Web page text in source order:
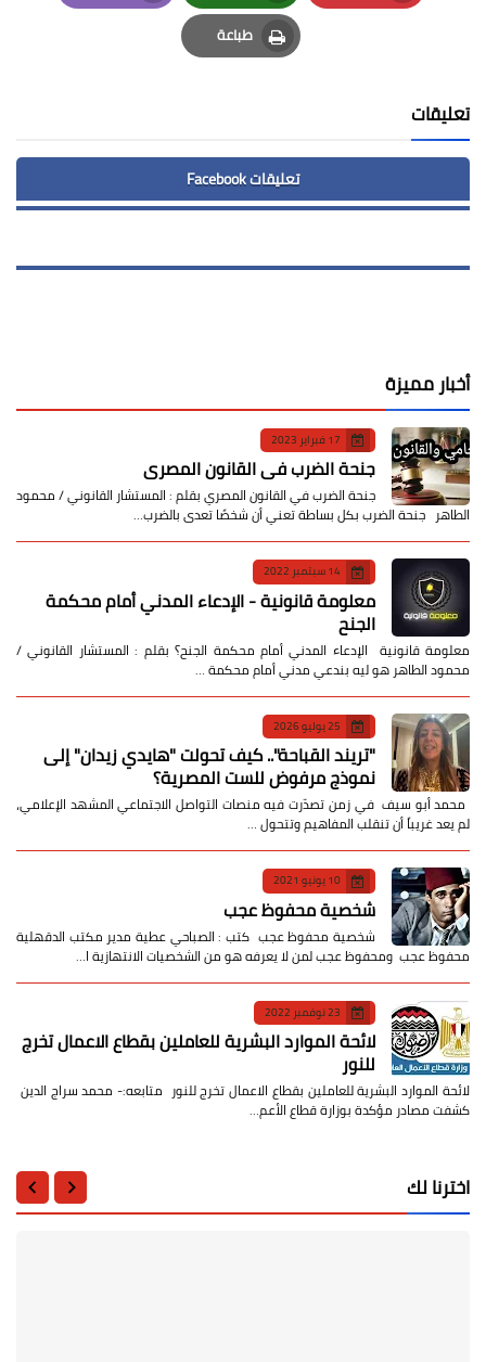
Pinterest
Whatsapp
Email
طباعة
Print
تعليقات
تعليقات Facebook
أخبار مميزة
17 فبراير 2023
جنحة الضرب في القانون المصري
جنحة الضرب في القانون المصري بقلم : المستشار القانوني / محمود
الطاهر جنحة الضرب بكل بساطة تعني أن شخصًا تعدى بالضرب…
14 سبتمبر 2022
معلومة قانونية - الإدعاء المدني أمام محكمة
الجنح
معلومة قانونية الإدعاء المدني أمام محكمة الجنح؟ بقلم : المستشار القانوني /
محمود الطاهر هو ليه بندعي مدني أمام محكمة …
25 يوليو 2026
​"تريند القباحة".. كيف تحولت "هايدي زيدان" إلى
نموذج مرفوض للست المصرية؟
​ محمد أبو سيف ​في زمن تصدّرت فيه منصات التواصل الاجتماعي المشهد الإعلامي،
لم يعد غريباً أن تنقلب المفاهيم وتتحول …
10 يونيو 2021
شخصية محفوظ عجب
شخصية محفوظ عجب كتب : الصباحي عطية مدير مكتب الدقهلية
محفوظ عجب ومحفوظ عجب لمن لا يعرفه هو من الشخصيات الانتهازية ا…
23 نوفمبر 2022
لائحة الموارد البشرية للعاملين بقطاع الاعمال تخرج
للنور
لائحة الموارد البشرية للعاملين بقطاع الاعمال تخرج للنور متابعه:- محمد سراج الدين
كشفت مصادر مؤكدة بوزارة قطاع الأعم…
اخترنا لك